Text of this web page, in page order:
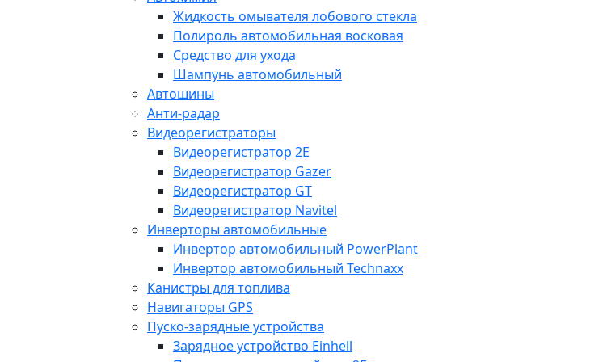
Жидкость омывателя лобового стекла
Полироль автомобильная восковая
Средство для ухода
Шампунь автомобильный
Автошины
Анти-радар
Видеорегистраторы
Видеорегистратор 2E
Видеорегистратор Gazer
Видеорегистратор GT
Видеорегистратор Navitel
Инверторы автомобильные
Инвертор автомобильный PowerPlant
Инвертор автомобильный Technaxx
Канистры для топлива
Навигаторы GPS
Пуско-зарядные устройства
Зарядное устройство Einhell